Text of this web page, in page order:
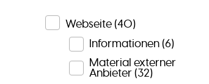
Webseite(40)
Informationen (6)
Material externer
Anbieter (32)